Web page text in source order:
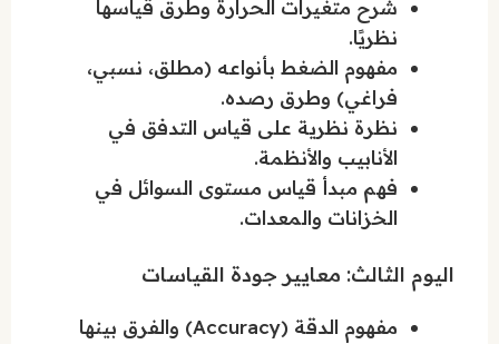
شرح متغيرات الحرارة وطرق قياسها
نظريًا.
مفهوم الضغط بأنواعه (مطلق، نسبي،
فراغي) وطرق رصده.
نظرة نظرية على قياس التدفق في
الأنابيب والأنظمة.
فهم مبدأ قياس مستوى السوائل في
الخزانات والمعدات.
اليوم الثالث: معايير جودة القياسات
مفهوم الدقة (Accuracy) والفرق بينها